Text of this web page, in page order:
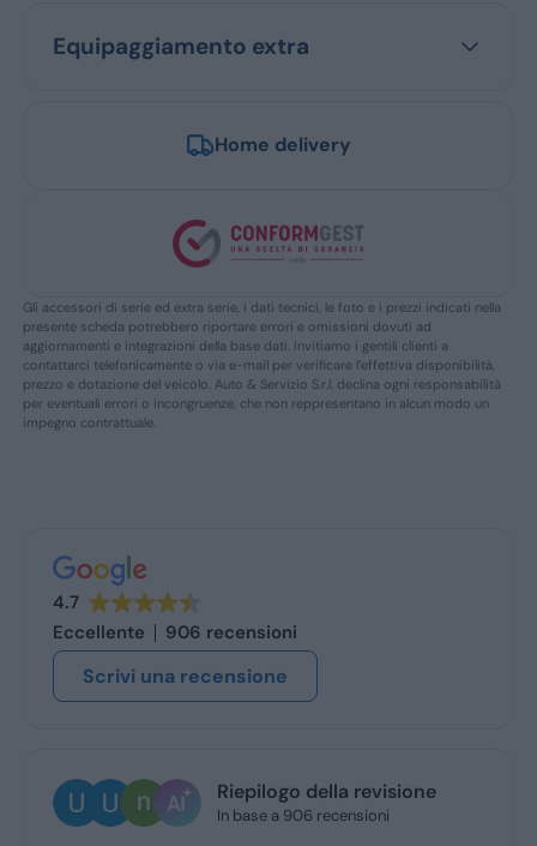
Equipaggiamento extra
Home delivery
Gli accessori di serie ed extra serie, i dati tecnici, le foto e i prezzi indicati nella
presente scheda potrebbero riportare errori e omissioni dovuti ad
aggiornamenti e integrazioni della base dati. Invitiamo i gentili clienti a
contattarci telefonicamente o via e-mail per verificare l’effettiva disponibilità,
prezzo e dotazione del veicolo. Auto & Servizio S.r.l. declina ogni responsabilità
per eventuali errori o incongruenze, che non reppresentano in alcun modo un
impegno contrattuale.
4.7
Eccellente
906 recensioni
Scrivi una recensione
Riepilogo della revisione
In base a 906 recensioni